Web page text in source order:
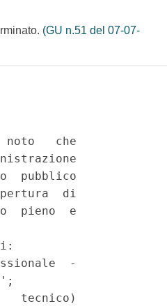
(GU n.51 del 07-07-